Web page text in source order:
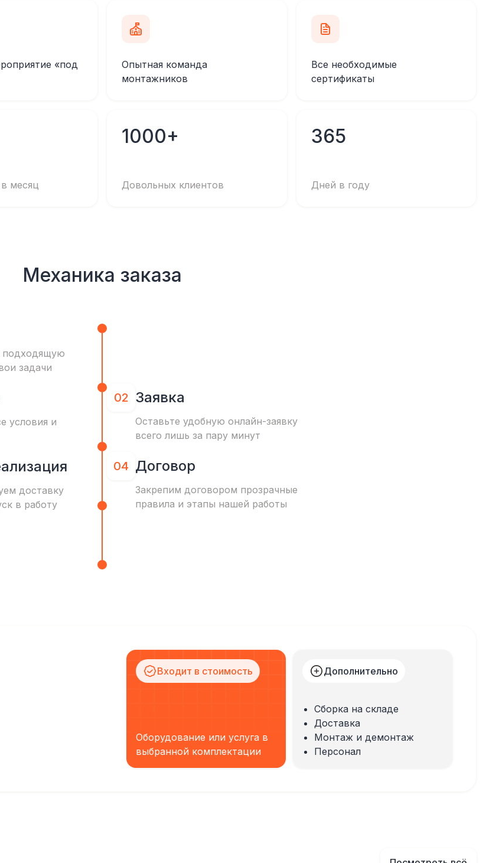
«под
Опытная команда
монтажников
Все необходимые
сертификаты
месяц
1000+
Довольных клиентов
365
Дней в году
Механика заказа
подходящую
задачи
условия и
доставку
в работу
02 Заявка
Оставьте удобную онлайн-заявку
всего лишь за пару минут
04 Договор
Закрепим договором прозрачные
правила и этапы нашей работы
Входит в стоимость
Оборудование или услуга в
выбранной комплектации
Дополнительно
Сборка на складе
Доставка
Монтаж и демонтаж
Персонал